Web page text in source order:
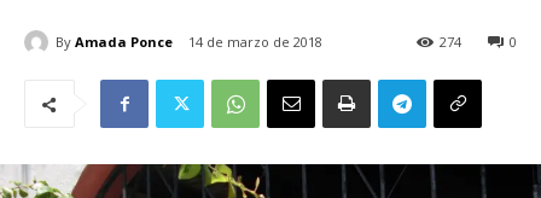
By Amada Ponce 14 de marzo de 2018 0
274